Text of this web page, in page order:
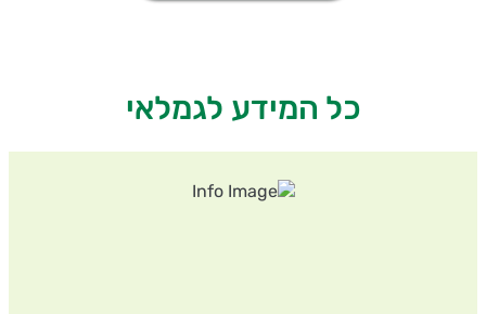
כל המידע לגמלאי